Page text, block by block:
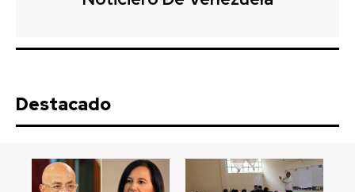
Destacado